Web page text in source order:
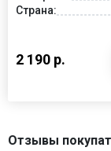
Страна:
2 190 р.
Отзывы